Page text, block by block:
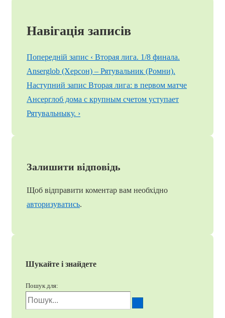
Навігація записів
Попередній запис ‹ Вторая лига. 1/8 финала.
Anserglob (Херсон) – Рятувальник (Ромни).
Наступний запис Вторая лига: в первом матче
Ансерглоб дома с крупным счетом уступает
Рятувальныку. ›
Залишити відповідь
Щоб відправити коментар вам необхідно
авторизуватись.
Шукайте і знайдете
Пошук для: